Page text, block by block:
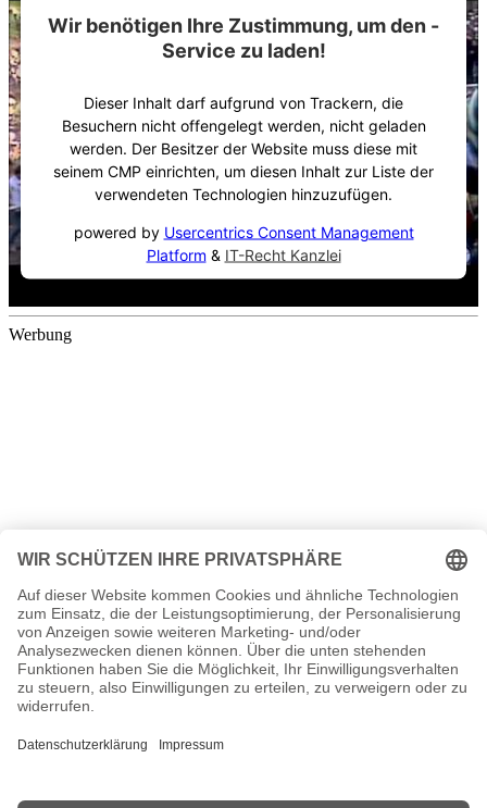
Wir benötigen Ihre Zustimmung, um den -
Service zu laden!
Dieser Inhalt darf aufgrund von Trackern, die
Besuchern nicht offengelegt werden, nicht geladen
werden. Der Besitzer der Website muss diese mit
seinem CMP einrichten, um diesen Inhalt zur Liste der
verwendeten Technologien hinzuzufügen.
powered by Usercentrics Consent Management
Platform & IT-Recht Kanzlei
Werbung